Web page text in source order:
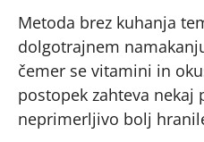
Metoda brez kuhanja
dolgotrajnem
čemer se vitamini in
postopek zahteva
neprimerljivo bolj